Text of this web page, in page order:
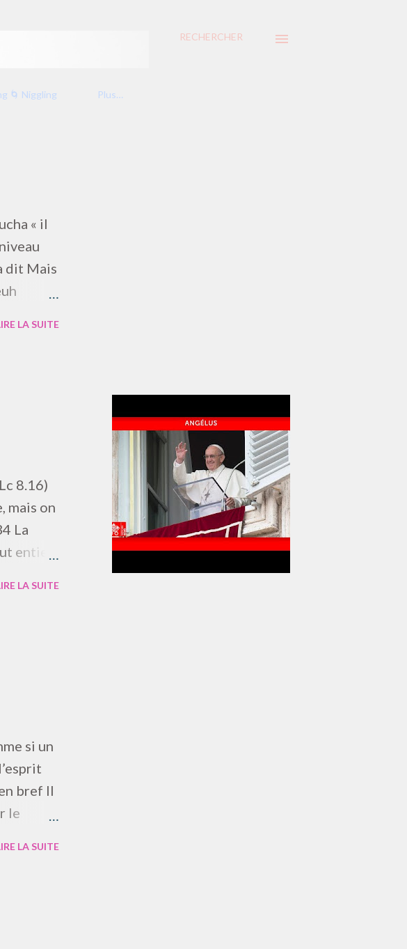
RECHERCHER
🌀 Niggling Plus…
« il
dit Mais
tout, à
LA SUITE
8.16)
mais on
La
entier
LA SUITE
si un
bref Il
le
LA SUITE